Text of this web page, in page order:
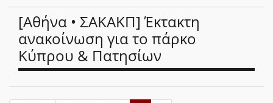
[Αθήνα • ΣΑΚΑΚΠ] Έκτακτη
ανακοίνωση για το πάρκο
Κύπρου & Πατησίων